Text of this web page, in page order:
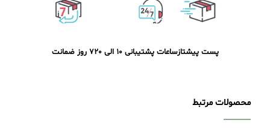
پست پیشتازساعات پشتیبانی 10 الی 20 7 روز ضمانت
محصولات مرتبط